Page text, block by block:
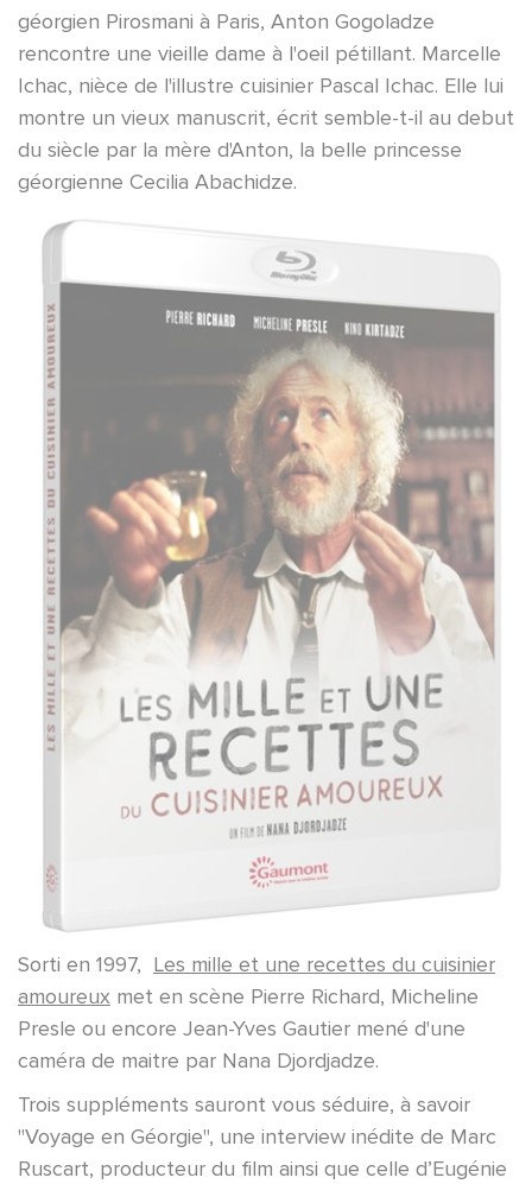
géorgien Pirosmani à Paris, Anton Gogoladze
rencontre une vieille dame à l'oeil pétillant. Marcelle
Ichac, nièce de l'illustre cuisinier Pascal Ichac. Elle lui
montre un vieux manuscrit, écrit semble-t-il au debut
du siècle par la mère d'Anton, la belle princesse
géorgienne Cecilia Abachidze.
Sorti en 1997, Les mille et une recettes du cuisinier
amoureux met en scène Pierre Richard, Micheline
Presle ou encore Jean-Yves Gautier mené d'une
caméra de maitre par Nana Djordjadze.
Trois suppléments sauront vous séduire, à savoir
"Voyage en Géorgie", une interview inédite de Marc
Ruscart, producteur du film ainsi que celle d’Eugénie